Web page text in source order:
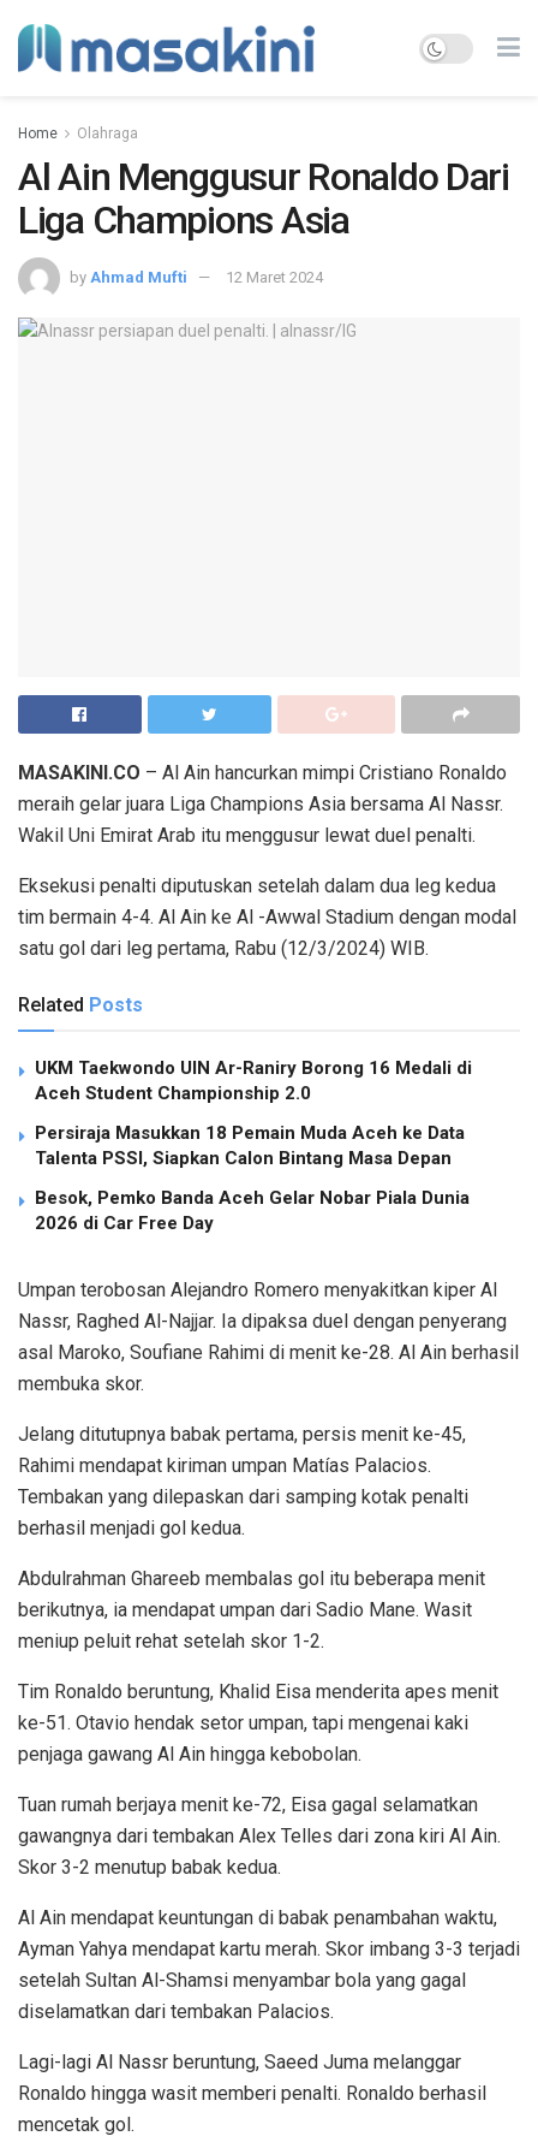
Home Olahraga
Al Ain Menggusur Ronaldo Dari
Liga Champions Asia
by Ahmad Mufti 12 Maret 2024
MASAKINI.CO – Al Ain hancurkan mimpi Cristiano Ronaldo
meraih gelar juara Liga Champions Asia bersama Al Nassr.
Wakil Uni Emirat Arab itu menggusur lewat duel penalti.
Eksekusi penalti diputuskan setelah dalam dua leg kedua
tim bermain 4-4. Al Ain ke Al -Awwal Stadium dengan modal
satu gol dari leg pertama, Rabu (12/3/2024) WIB.
Related Posts
UKM Taekwondo UIN Ar-Raniry Borong 16 Medali di
Aceh Student Championship 2.0
Persiraja Masukkan 18 Pemain Muda Aceh ke Data
Talenta PSSI, Siapkan Calon Bintang Masa Depan
Besok, Pemko Banda Aceh Gelar Nobar Piala Dunia
2026 di Car Free Day
Umpan terobosan Alejandro Romero menyakitkan kiper Al
Nassr, Raghed Al-Najjar. Ia dipaksa duel dengan penyerang
asal Maroko, Soufiane Rahimi di menit ke-28. Al Ain berhasil
membuka skor.
Jelang ditutupnya babak pertama, persis menit ke-45,
Rahimi mendapat kiriman umpan Matías Palacios.
Tembakan yang dilepaskan dari samping kotak penalti
berhasil menjadi gol kedua.
Abdulrahman Ghareeb membalas gol itu beberapa menit
berikutnya, ia mendapat umpan dari Sadio Mane. Wasit
meniup peluit rehat setelah skor 1-2.
Tim Ronaldo beruntung, Khalid Eisa menderita apes menit
ke-51. Otavio hendak setor umpan, tapi mengenai kaki
penjaga gawang Al Ain hingga kebobolan.
Tuan rumah berjaya menit ke-72, Eisa gagal selamatkan
gawangnya dari tembakan Alex Telles dari zona kiri Al Ain.
Skor 3-2 menutup babak kedua.
Al Ain mendapat keuntungan di babak penambahan waktu,
Ayman Yahya mendapat kartu merah. Skor imbang 3-3 terjadi
setelah Sultan Al-Shamsi menyambar bola yang gagal
diselamatkan dari tembakan Palacios.
Lagi-lagi Al Nassr beruntung, Saeed Juma melanggar
Ronaldo hingga wasit memberi penalti. Ronaldo berhasil
mencetak gol.